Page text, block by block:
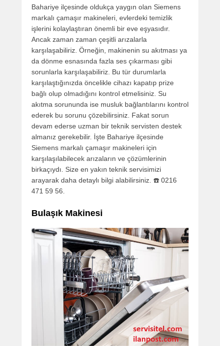
Bahariye ilçesinde oldukça yaygın olan Siemens
markalı çamaşır makineleri, evlerdeki temizlik
işlerini kolaylaştıran önemli bir eve eşyasıdır.
Ancak zaman zaman çeşitli arızalarla
karşılaşabiliriz. Örneğin, makinenin su akıtması ya
da dönme esnasında fazla ses çıkarması gibi
sorunlarla karşılaşabiliriz. Bu tür durumlarla
karşılaştığınızda öncelikle cihazı kapatıp prize
bağlı olup olmadığını kontrol etmelisiniz. Su
akıtma sorununda ise musluk bağlantılarını kontrol
ederek bu sorunu çözebilirsiniz. Fakat sorun
devam ederse uzman bir teknik servisten destek
almanız gerekebilir. İşte Bahariye ilçesinde
Siemens markalı çamaşır makineleri için
karşılaşılabilecek arızaların ve çözümlerinin
birkaçıydı. Size en yakın teknik servisimizi
arayarak daha detaylı bilgi alabilirsiniz. ☎️ 0216
471 59 56.
Bulaşık Makinesi